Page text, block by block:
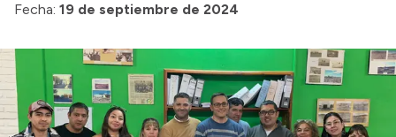
Fecha: 19 de septiembre de 2024